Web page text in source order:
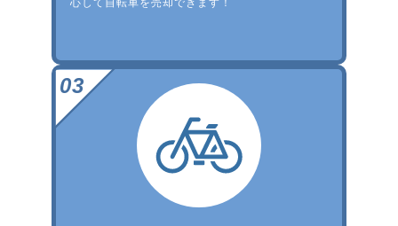
心して自転車を売却できます！